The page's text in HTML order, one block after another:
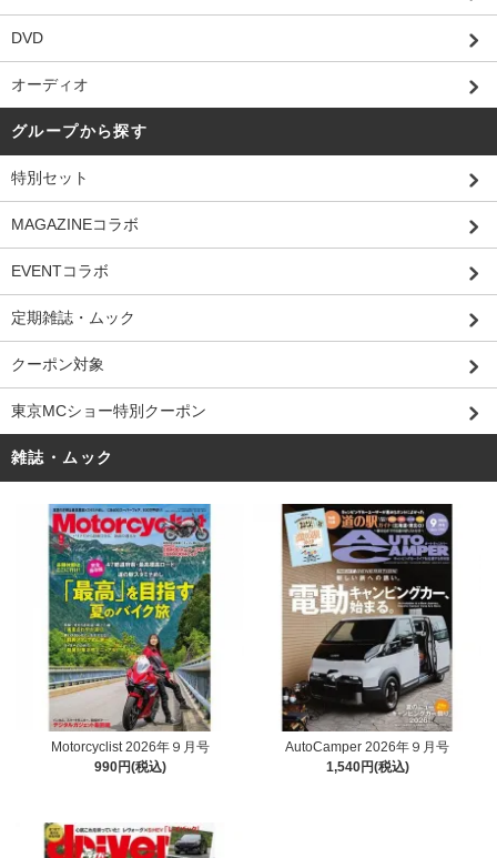
DVD
オーディオ
グループから探す
特別セット
MAGAZINEコラボ
EVENTコラボ
定期雑誌・ムック
クーポン対象
東京MCショー特別クーポン
雑誌・ムック
Motorcyclist 2026年９月号
990円(税込)
AutoCamper 2026年９月号
1,540円(税込)